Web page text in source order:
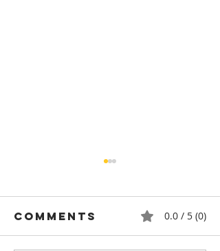
Comments 0.0 / 5 (0)